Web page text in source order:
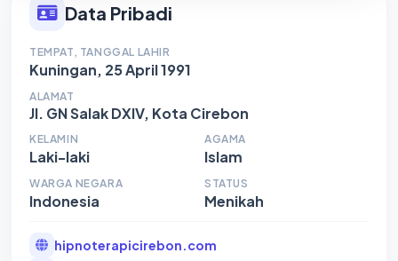
Data Pribadi
TEMPAT, TANGGAL LAHIR
Kuningan, 25 April 1991
ALAMAT
Jl. GN Salak DXIV, Kota Cirebon
KELAMIN
Laki-laki
AGAMA
Islam
WARGA NEGARA
Indonesia
STATUS
Menikah
hipnoterapicirebon.com